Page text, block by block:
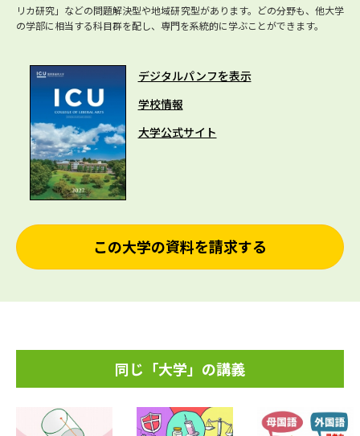
リカ研究」などの問題解決型や地域研究型があります。どの分野も、他大学
の学部に相当する科目群を配し、専門を系統的に学ぶことができます。
デジタルパンフを表示
学校情報
大学公式サイト
この大学の資料を請求する
同じ「大学」の講義